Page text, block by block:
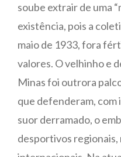
soube extrair de uma
existência, pois a
maio de 1933, fora
valores. O velhinho e
Minas foi outrora
que defenderam,
suor derramado, o
desportivos regionais,